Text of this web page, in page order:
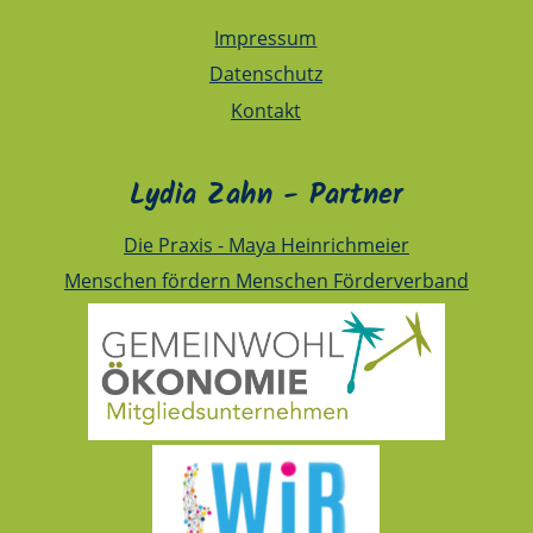
Impressum
Datenschutz
Kontakt
Lydia Zahn - Partner
Die Praxis - Maya Heinrichmeier
Menschen fördern Menschen Förderverband